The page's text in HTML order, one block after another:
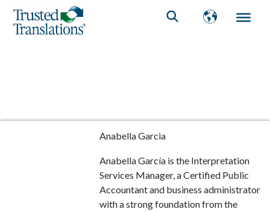
Anabella Garcia
Anabella García is the Interpretation
Services Manager, a Certified Public
Accountant and business administrator
with a strong foundation from the